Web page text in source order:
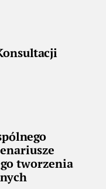
tworzenia